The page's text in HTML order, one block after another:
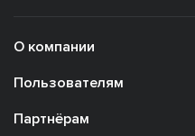
О компании
Пользователям
Партнёрам